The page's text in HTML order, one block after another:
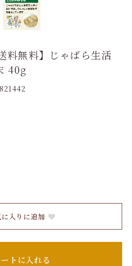
料無料】じゃばら生活
40g
に入りに追加
トに入れる